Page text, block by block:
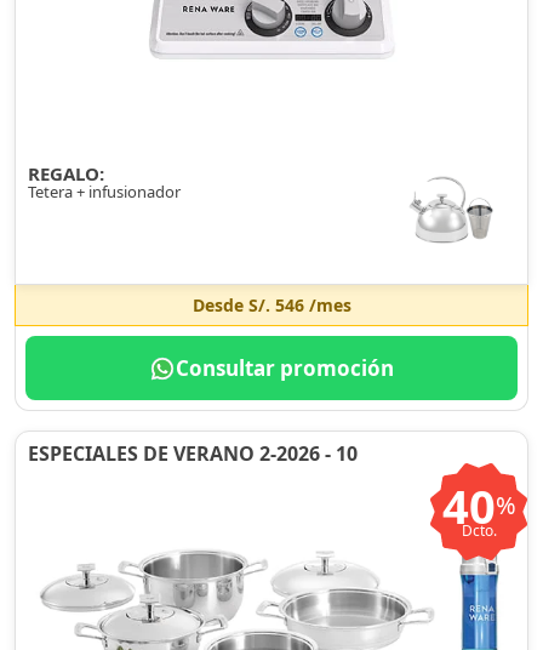
REGALO:
Tetera + infusionador
Desde S/. 546/mes
Consultar promoción
ESPECIALES DE VERANO 2-2026 - 10
40%
Dcto.